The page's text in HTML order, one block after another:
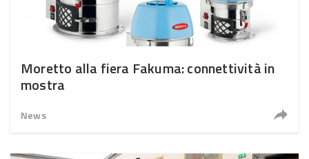
Moretto alla fiera Fakuma: connettività in
mostra
News